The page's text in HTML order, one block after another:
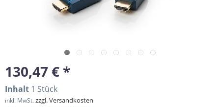
130,47 € *
Inhalt 1 Stück
inkl. MwSt.zzgl. Versandkosten